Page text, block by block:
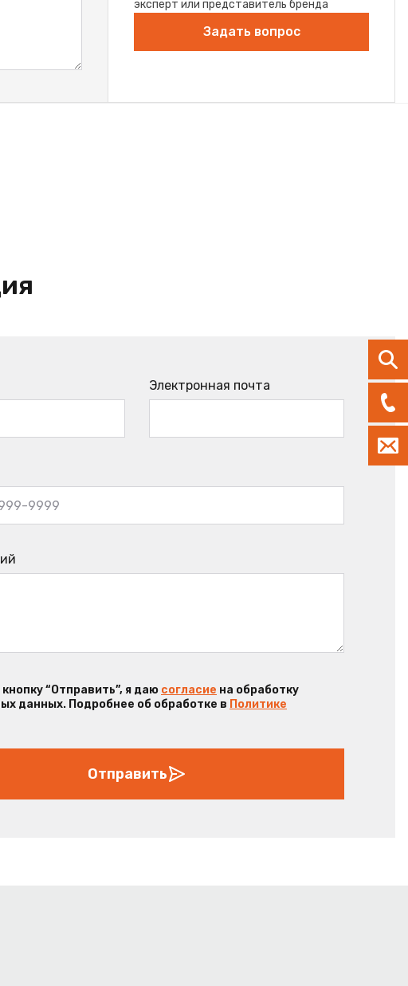
эксперт или представитель бренда
Задать вопрос
Электронная почта
“Отправить”, я даю согласие на обработку
данных. Подробнее об обработке в Политике
Отправить